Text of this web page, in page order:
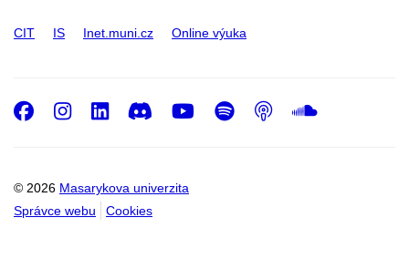
CIT IS Inet.muni.cz Online výuka
© 2026 Masarykova univerzita
Správce webu
Cookies
Facebook
Instagram
LinkedIn
DiscordYoutube
Spotify
Podcast